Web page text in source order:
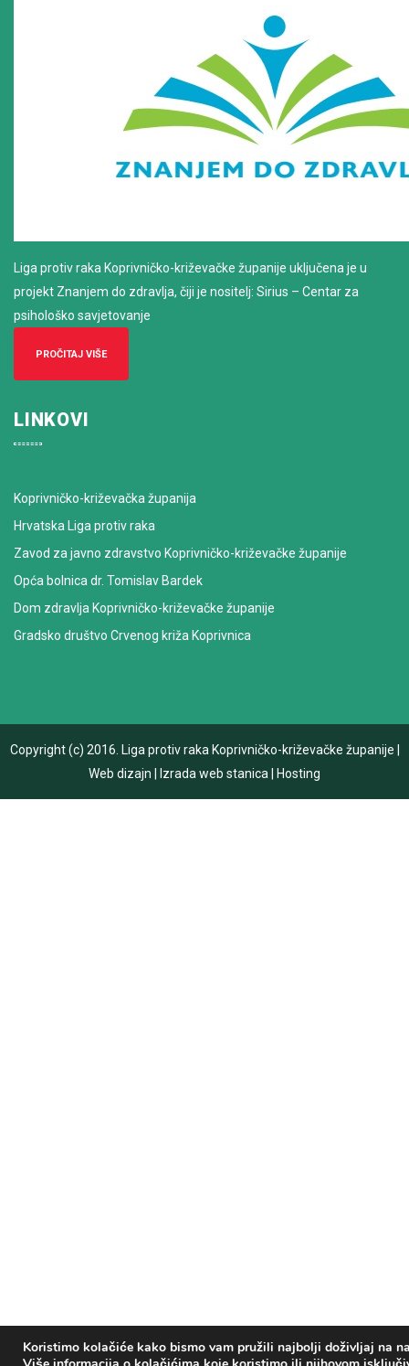
Koristimo kolačiće kako bismo vam pružili najbolji doživljaj na
Liga protiv raka Koprivničko-križevačke županije uključena je u
projekt Znanjem do zdravlja, čiji je nositelj: Sirius – Centar za
psihološko savjetovanje
PROČITAJ VIŠE
LINKOVI
Koprivničko-križevačka županija
Hrvatska Liga protiv raka
Zavod za javno zdravstvo Koprivničko-križevačke županije
Opća bolnica dr. Tomislav Bardek
Dom zdravlja Koprivničko-križevačke županije
Gradsko društvo Crvenog križa Koprivnica
Copyright (c) 2016. Liga protiv raka Koprivničko-križevačke županije
Web dizajn
Izrada web stanica Hosting